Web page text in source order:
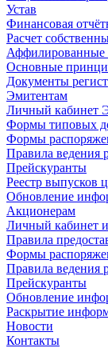
Устав
Финансовая
Расчет
Аффилированные
Основные
Документы
Эмитентам
Личный кабинет
Формы типовых
Формы
Правила ведения
Прейскуранты
Реестр выпусков
Обновление
Акционерам
Личный кабинет
Правила
Формы
Правила ведения
Прейскуранты
Обновление
Раскрытие
Новости
Контакты